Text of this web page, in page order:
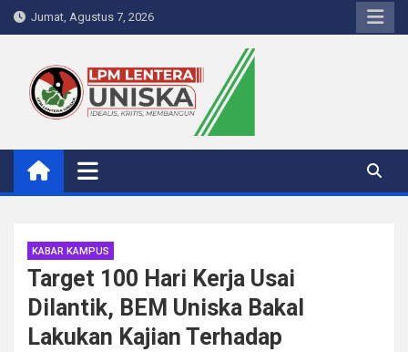
Skip
to
Jumat, Agustus 7, 2026
LPM Lentera Uniska
Portal Berita Kampus
KABAR KAMPUS
Target 100 Hari Kerja Usai
Dilantik, BEM Uniska Bakal
Lakukan Kajian Terhadap